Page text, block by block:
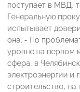
поступает в МВД,
Генеральную
испытывает
она. - По
уровне на первом
сфера, в
электроэнергии и
строительство,